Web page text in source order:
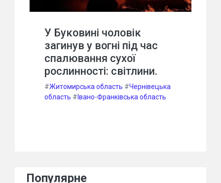
У Буковині чоловік
загинув у вогні під час
спалювання сухої
рослинності: світлини.
#Житомирська область #Чернівецька
область # Івано-Франківська область
Популярне